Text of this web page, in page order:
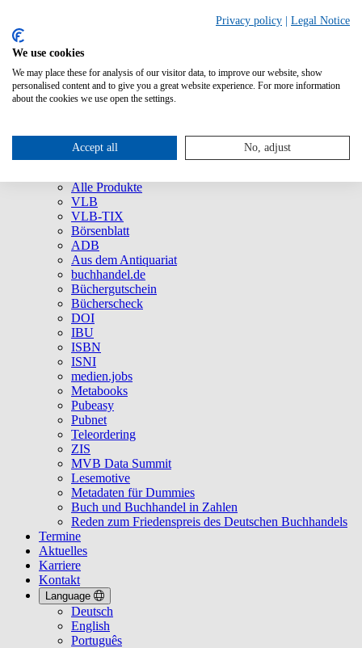
Über uns
Unternehmen
Presse
Service
Alle Produkte
VLB
VLB-TIX
Börsenblatt
ADB
Aus dem Antiquariat
buchhandel.de
Büchergutschein
Bücherscheck
DOI
IBU
ISBN
ISNI
medien.jobs
Metabooks
Pubeasy
Pubnet
Teleordering
ZIS
MVB Data Summit
Lesemotive
Metadaten für Dummies
Buch und Buchhandel in Zahlen
Reden zum Friedenspreis des Deutschen Buchhandels
Termine
Aktuelles
Karriere
Kontakt
Language
Deutsch
English
Português
Privacy policy Legal Notice
We use cookies
We may place these for analysis of our visitor data, to improve our website, show
personalised content and to give you a great website experience. For more information
about the cookies we use open the settings.
Accept all No, adjust